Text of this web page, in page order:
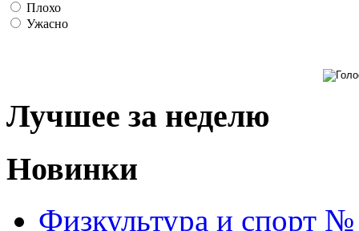
Плохо
Ужасно
Лучшее за неделю
Новинки
Физкультура и спорт